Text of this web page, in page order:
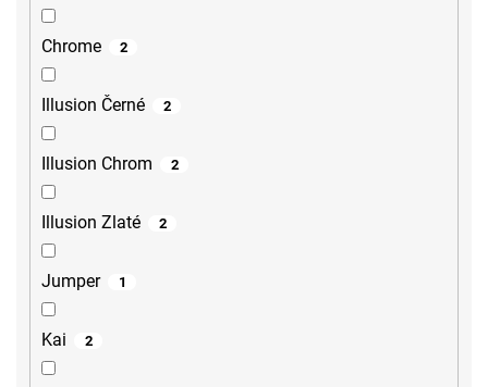
Chrome 2
Illusion Černé 2
Illusion Chrom 2
Illusion Zlaté 2
Jumper 1
Kai 2